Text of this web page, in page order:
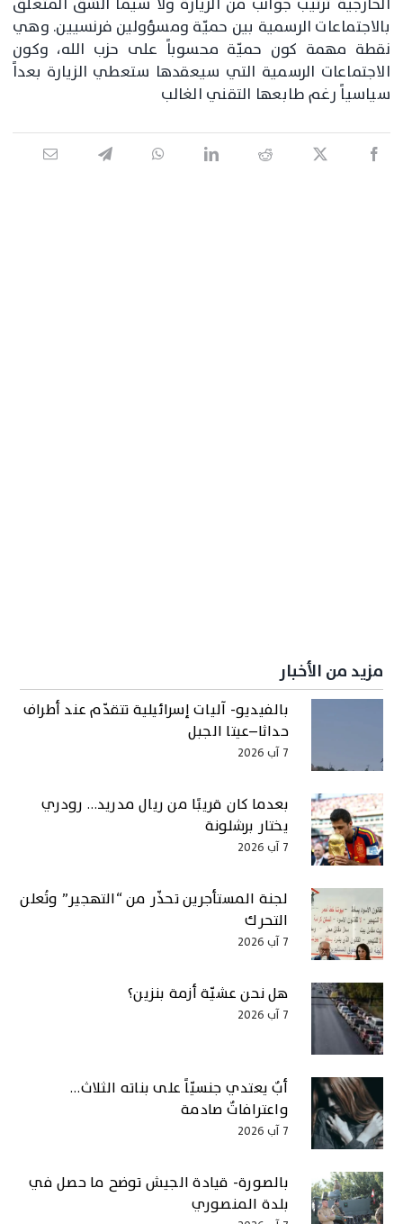
بالاجتماعات الرسمية بين حميّة ومسؤولين فرنسيين. وهي
نقطة مهمة كون حميّة محسوباً على حزب الله، وكون
الاجتماعات الرسمية التي سيعقدها ستعطي الزيارة بعداً
سياسياً رغم طابعها التقني الغالب
مزيد من الأخبار
بالفيديو- آليات إسرائيلية تتقدّم عند أطراف
حداثا–عيتا الجبل
7 آب 2026
بعدما كان قريبًا من ريال مدريد… رودري
يختار برشلونة
7 آب 2026
لجنة المستأجرين تحذّر من “التهجير” وتُعلن
التحرك
7 آب 2026
هل نحن عشيّة أزمة بنزين؟
7 آب 2026
أبٌ يعتدي جنسيّاً على بناته الثلاث…
واعترافاتٌ صادمة
7 آب 2026
بالصورة- قيادة الجيش توضح ما حصل في
بلدة المنصوري